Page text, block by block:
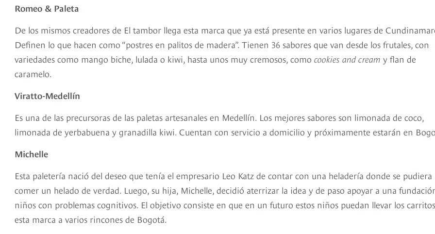
Romeo & Paleta
De los mismos creadores de El tambor llega esta marca que ya está presente en varios lugares de
Definen lo que hacen como “postres en palitos de madera”. Tienen 36 sabores que van desde los frutales, con
variedades como mango biche, lulada o kiwi, hasta unos muy cremosos, como cookies and cream y flan de
caramelo.
Viratto-Medellín
Es una de las precursoras de las paletas artesanales en Medellín. Los mejores sabores son limonada de coco,
limonada de yerbabuena y granadilla kiwi. Cuentan con servicio a domicilio y próximamente estarán en
Michelle
Esta paletería nació del deseo que tenía el empresario Leo Katz de contar con una heladería donde se
comer un helado de verdad. Luego, su hija, Michelle, decidió aterrizar la idea y de paso apoyar a una
niños con problemas cognitivos. El objetivo consiste en que en un futuro estos niños puedan llevar los
esta marca a varios rincones de Bogotá.